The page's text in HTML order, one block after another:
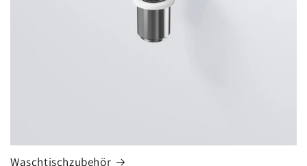
Waschtischzubehör